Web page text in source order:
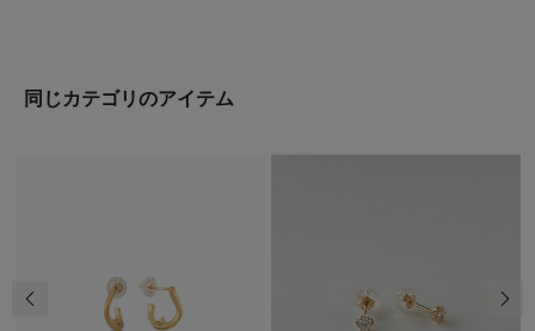
同じカテゴリのアイテム
前の画像